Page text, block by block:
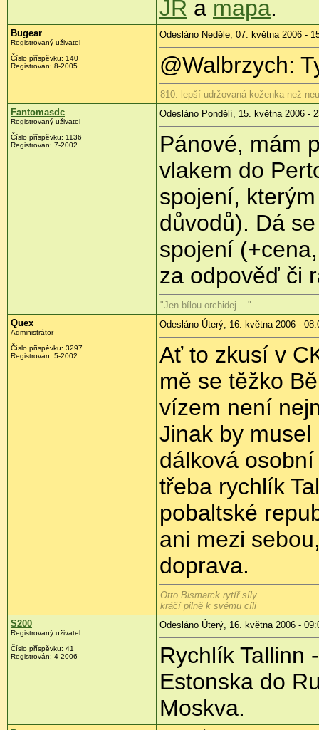
JŘ a mapa.
Bugear
Registrovaný uživatel
Číslo příspěvku: 140
Registrován: 8-2005
Odesláno Neděle, 07. května 2006 -
@Walbrzych:
810: lepší udržovaná koženka než
Fantomasdc
Registrovaný uživatel
Číslo příspěvku: 1136
Registrován: 7-2002
Odesláno Pondělí, 15. května 2006 -
Pánové, mám
vlakem do
spojení,
důvodů). Dá
spojení
za odpověď či
"Jen bílou orchidej...."
Quex
Administrátor
Číslo příspěvku: 3297
Registrován: 5-2002
Odesláno Úterý, 16. května 2006 -
Ať to zkusí v
mě se těžko
vízem není
Jinak by
dálková
třeba rychlík
pobaltské
ani mezi
doprava.
Otto Bismarck rytíř síly
kráčí pilně k svému cíli
S200
Registrovaný uživatel
Číslo příspěvku: 41
Registrován: 4-2006
Odesláno Úterý, 16. května 2006 -
Rychlík Tallinn
Estonska do
Moskva.